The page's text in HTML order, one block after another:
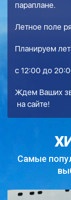
параплане.
Летное поле
Планируем
с 12:00 до
Ждем Ваших
на сайте!
Самые